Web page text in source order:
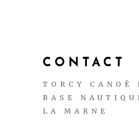
CONTACT
TORCY CANOË
BASE
LA MARNE